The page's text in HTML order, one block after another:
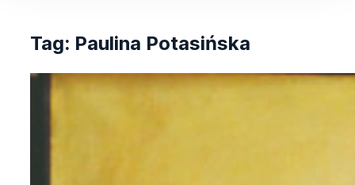
Tag: Paulina Potasińska